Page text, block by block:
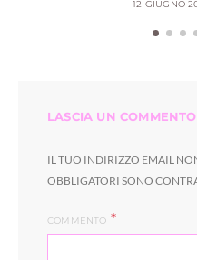
12 GIUGNO
LASCIA UN COMMENTO
IL TUO INDIRIZZO EMAIL
OBBLIGATORI SONO
COMMENTO